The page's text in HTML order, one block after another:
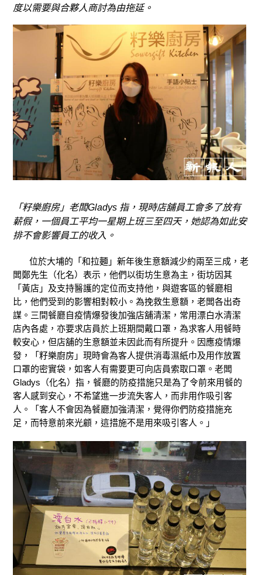
度以需要與合夥人商討為由拖延。
「籽樂廚房」老闆Gladys 指，現時店舖員工會多了放有
薪假，一個員工平均一星期上班三至四天，她認為如此安
排不會影響員工的收入。
位於大埔的「和拉麵」新年後生意額減少約兩至三成，老
闆鄭先生（化名）表示，他們以街坊生意為主，街坊因其
「黃店」及支持醫護的定位而支持他，與遊客區的餐廳相
比，他們受到的影響相對較小。為挽救生意額，老闆各出奇
謀。三間餐廳自疫情爆發後加強店舖清潔，常用漂白水清潔
店內各處，亦要求店員於上班期間戴口罩，為求客人用餐時
較安心，但店舖的生意額並未因此而有所提升。因應疫情爆
發，「籽樂廚房」現時會為客人提供消毒濕紙巾及用作放置
口罩的密實袋，如客人有需要更可向店員索取口罩。老闆
Gladys（化名）指，餐廳的防疫措施只是為了令前來用餐的
客人感到安心，不希望進一步流失客人，而非用作吸引客
人。「客人不會因為餐廳加強清潔，覺得你們防疫措施充
足，而特意前來光顧，這措施不是用來吸引客人。」